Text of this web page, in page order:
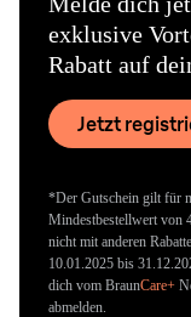
exklusive
Rabatt auf
Jetzt
*Der Gutschein gilt für
Mindestbestellwert von
nicht mit anderen
10.01.2025 bis
dich vom BraunCare+
abmelden.